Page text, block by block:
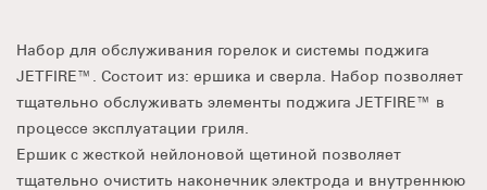
Набор для обслуживания горелок и системы поджига
JETFIRE™. Состоит из: ершика и сверла. Набор позволяет
тщательно обслуживать элементы поджига JETFIRE™ в
процессе эксплуатации гриля.
Ершик с жесткой нейлоновой щетиной позволяет
тщательно очистить наконечник электрода и внутреннюю